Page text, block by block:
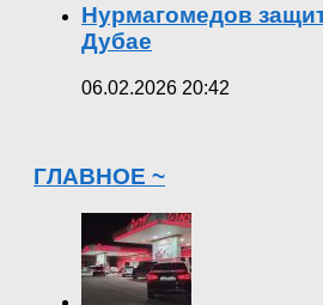
Нурмагомедов
Дубае
06.02.2026 20:42
ГЛАВНОЕ ~